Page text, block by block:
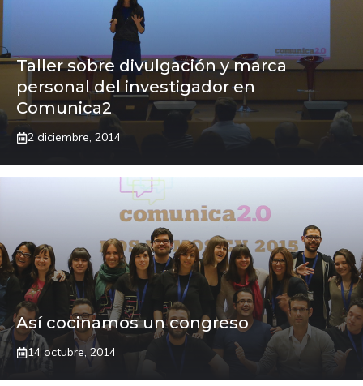
Taller sobre divulgación y marca
personal del investigador en
Comunica2
2 diciembre, 2014
Así cocinamos un congreso
14 octubre, 2014